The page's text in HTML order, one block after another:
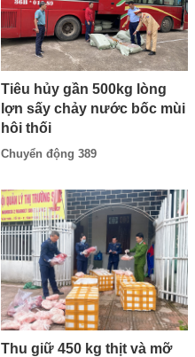
Tiêu hủy gần 500kg lòng
lợn sấy chảy nước bốc mùi
hôi thối
Chuyển động 389
Thu giữ 450 kg thịt và mỡ